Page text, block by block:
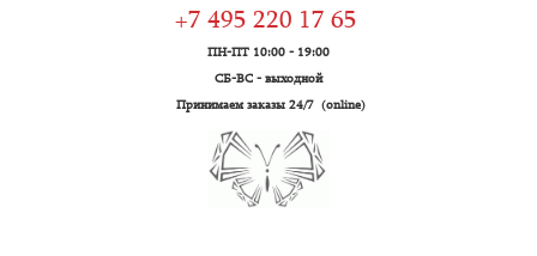
+7 495 220 17 65
ПН-ПТ 10:00 - 19:00
СБ-ВС - выходной
Принимаем заказы 24/7 (online)